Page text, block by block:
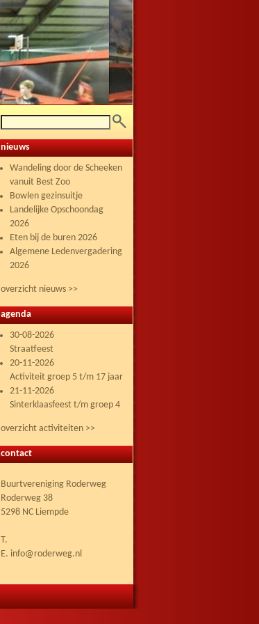
nieuws
Wandeling door de Scheeken
vanuit Best Zoo
Bowlen gezinsuitje
Landelijke Opschoondag
2026
Eten bij de buren 2026
Algemene Ledenvergadering
2026
overzicht nieuws >>
agenda
30-08-2026
Straatfeest
20-11-2026
Activiteit groep 5 t/m 17 jaar
21-11-2026
Sinterklaasfeest t/m groep 4
overzicht activiteiten >>
contact
Buurtvereniging Roderweg
Roderweg 38
5298 NC Liempde
T.
E. info@roderweg.nl